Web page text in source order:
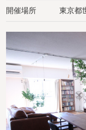
開催場所 東京都